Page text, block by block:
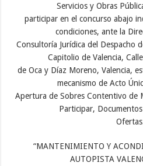
Servicios y Obras
participar en el concurso abajo
condiciones, ante la
Consultoría Jurídica del Despacho
Capitolio de Valencia,
de Oca y Díaz Moreno, Valencia,
mecanismo de Acto
Apertura de Sobres Contentivo de
Participar,
“MANTENIMIENTO Y
AUTOPISTA